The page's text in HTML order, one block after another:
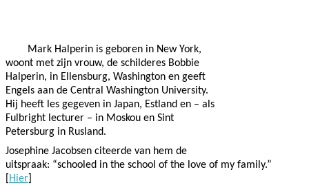
Mark Halperin is geboren in New York,
woont met zijn vrouw, de schilderes Bobbie
Halperin, in Ellensburg, Washington en geeft
Engels aan de Central Washington University.
Hij heeft les gegeven in Japan, Estland en – als
Fulbright lecturer – in Moskou en Sint
Petersburg in Rusland.
Josephine Jacobsen citeerde van hem de
uitspraak: “schooled in the school of the love of my family.”
Hier